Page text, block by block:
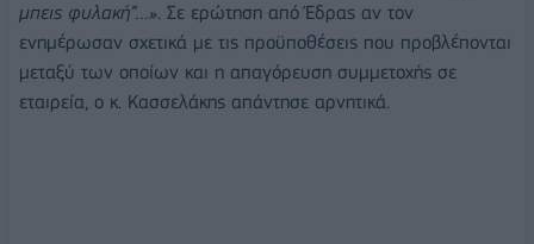
μπεις φυλακή”…». Σε ερώτηση από Έδρας αν τον
ενημέρωσαν σχετικά με τις προϋποθέσεις που προβλέπονται
μεταξύ των οποίων και η απαγόρευση συμμετοχής σε
εταιρεία, ο κ. Κασσελάκης απάντησε αρνητικά.